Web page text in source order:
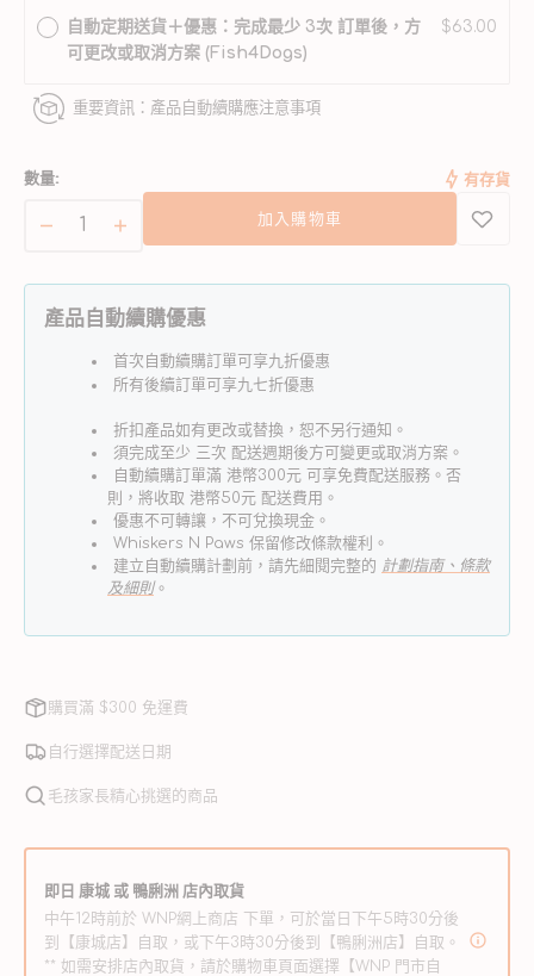
無
法
用
自動定期送貨＋優惠：完成最少 3次 訂單後，方
可更改或取消方案 (Fish4Dogs)
$63.00
重要資訊：產品自動續購應注意事項
數量:
Fish4dogs
條
Fish4dogs
條
狗
狗
小
食
數
量
增
加
有存貨
加入購物車
產品自動續購優惠
首次自動續購訂單可享九折優惠
所有後續訂單可享九七折優惠
折扣產品如有更改或替換，恕不另行通知。
須完成至少 三次 配送週期後方可變更或取消方案。
自動續購訂單滿 港幣300元 可享免費配送服務。否
則，將收取 港幣50元 配送費用。
優惠不可轉讓，不可兌換現金。
Whiskers N Paws 保留修改條款權利。
建立自動續購計劃前，請先細閱完整的 計劃指南、條款
及細則。
購買滿 $300 免運費
自行選擇配送日期
毛孩家長精心挑選的商品
即日 康城 或 鴨脷洲 店內取貨
中午12時前於 WNP網上商店 下單，可於當日下午5時30分後
到【康城店】自取，或下午3時30分後到【鴨脷洲店】自取。
** 如需安排店內取貨，請於購物車頁面選擇【WNP 門市自